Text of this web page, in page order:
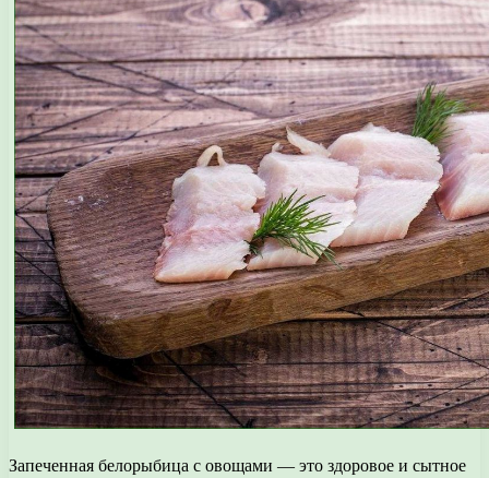
Запеченная белорыбица с овощами — это здоровое и сытное